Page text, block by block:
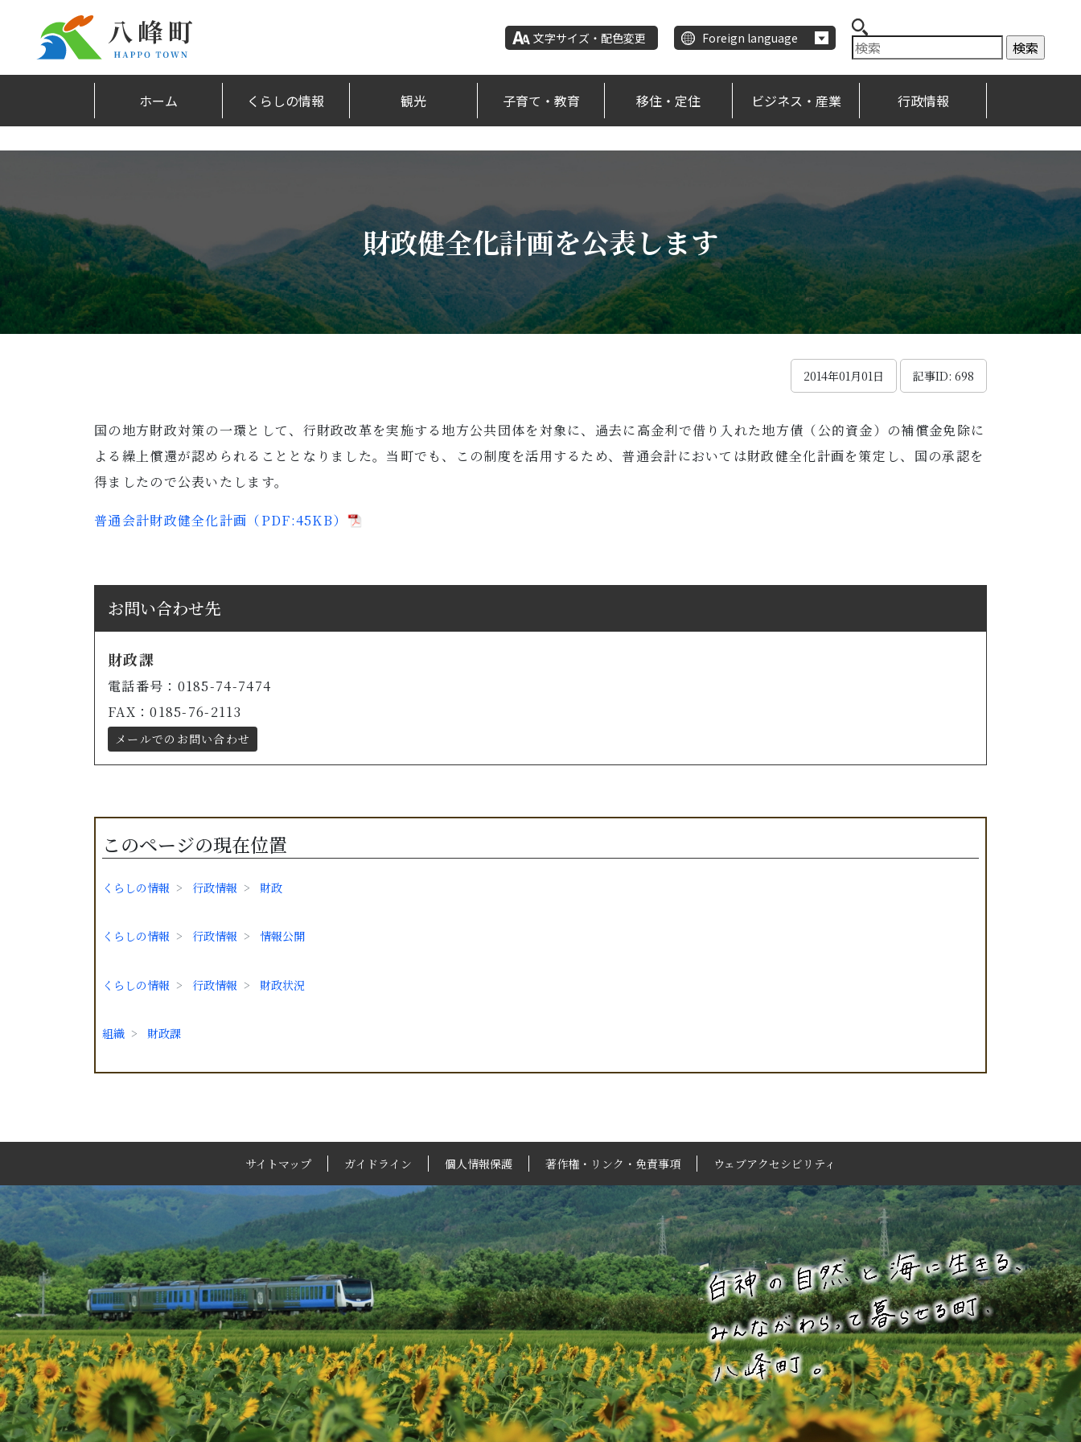
文字サイズ・配色変更 Foreign language
ホーム くらしの情報 観光 子育て・教育 移住・定住 ビジネス・産業 行政情報
財政健全化計画を公表します
2014年01月01日 記事ID: 698
国の地方財政対策の一環として、行財政改革を実施する地方公共団体を対象に、過去に高金利で借り入れた地方債（公的資金）の補償金免除に
よる繰上償還が認められることとなりました。当町でも、この制度を活用するため、普通会計においては財政健全化計画を策定し、国の承認を
得ましたので公表いたします。
普通会計財政健全化計画（PDF:45KB）
お問い合わせ先
財政課
電話番号：0185-74-7474
FAX：0185-76-2113
メールでのお問い合わせ
このページの現在位置
くらしの情報 行政情報 財政
くらしの情報 行政情報 情報公開
くらしの情報 行政情報 財政状況
組織 財政課
サイトマップ ガイドライン 個人情報保護 著作権・リンク・免責事項 ウェブアクセシビリティ